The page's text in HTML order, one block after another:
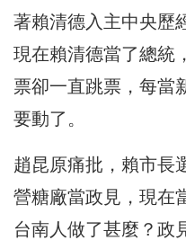
著賴清德入主中央歷
現在賴清德當了總統
票卻一直跳票，每當
要動了。
趙昆原痛批，賴市長
營糖廠當政見，現在
台南人做了甚麼？政